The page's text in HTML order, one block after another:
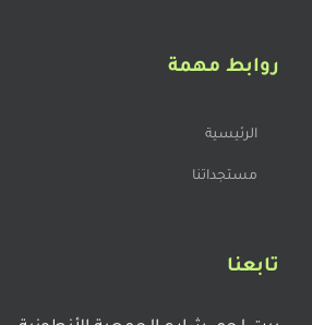
روابط مهمة
الرئيسية
مستجداتنا
تابعنا